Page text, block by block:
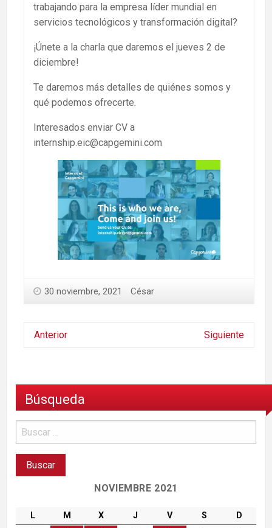
trabajando para la empresa líder mundial en
servicios tecnológicos y transformación digital?
¡Únete a la charla que daremos el jueves 2 de
diciembre!
Te daremos más detalles de quiénes somos y
qué podemos ofrecerte.
Interesados enviar CV a
internship.eic@capgemini.com
30 noviembre, 2021 César
Anterior Siguiente
Búsqueda
NOVIEMBRE 2021
L M X J V S
D